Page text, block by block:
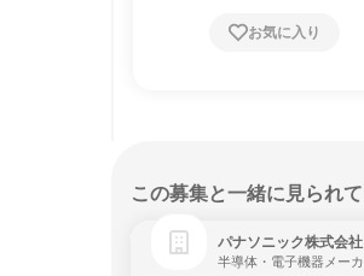
お気に入り
この募集と一緒に見られ
パナソニック株式会社
半導体・電子機器メー